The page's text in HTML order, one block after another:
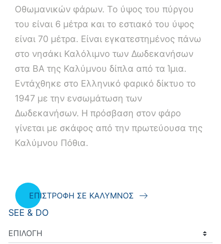
Οθωμανικών φάρων. Το ύψος του πύργου
του είναι 6 μέτρα και το εστιακό του ύψος
είναι 70 μέτρα. Είναι εγκατεστημένος πάνω
στο νησάκι Καλόλιμνο των Δωδεκανήσων
στα ΒΑ της Καλύμνου δίπλα από τα Ίμια.
Εντάχθηκε στο Ελληνικό φαρικό δίκτυο το
1947 με την ενσωμάτωση των
Δωδεκανήσων. Η πρόσβαση στον φάρο
γίνεται με σκάφος από την πρωτεύουσα της
Καλύμνου Πόθια.
ΕΠΙΣΤΡΟΦΗ ΣΕ ΚΑΛΥΜΝΟΣ
SEE & DO